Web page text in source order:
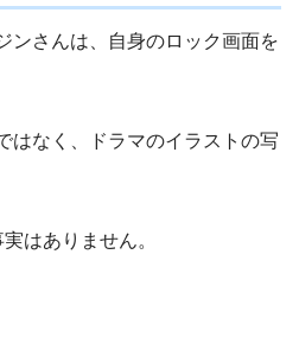
ンさんは、自身のロック画面を
はなく、ドラマのイラストの写
はありません。